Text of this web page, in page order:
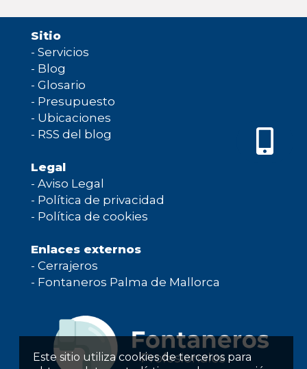
Este sitio utiliza cookies de terceros para
Sitio
- Servicios
- Blog
- Glosario
- Presupuesto
- Ubicaciones
- RSS del blog
Legal
- Aviso Legal
- Política de privacidad
- Política de cookies
Enlaces externos
- Cerrajeros
- Fontaneros Palma de Mallorca